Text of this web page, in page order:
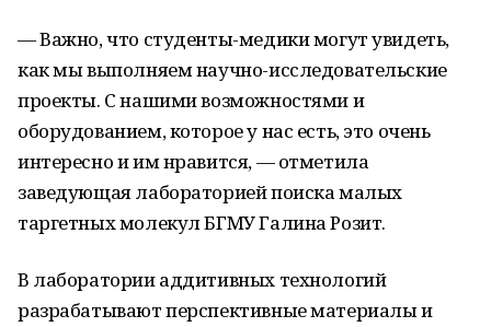
— Важно, что студенты-медики могут увидеть,
как мы выполняем научно-исследовательские
проекты. С нашими возможностями и
оборудованием, которое у нас есть, это очень
интересно и им нравится, — отметила
заведующая лабораторией поиска малых
таргетных молекул БГМУ Галина Розит.
В лаборатории аддитивных технологий
разрабатывают перспективные материалы и